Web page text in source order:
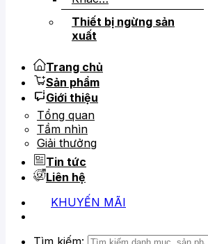
Thiết bị ngừng sản
xuất
Trang chủ
Sản phẩm
Giới thiệu
Tổng quan
Tầm nhìn
Giải thưởng
Tin tức
Liên hệ
KHUYẾN MÃI
Tìm kiếm: